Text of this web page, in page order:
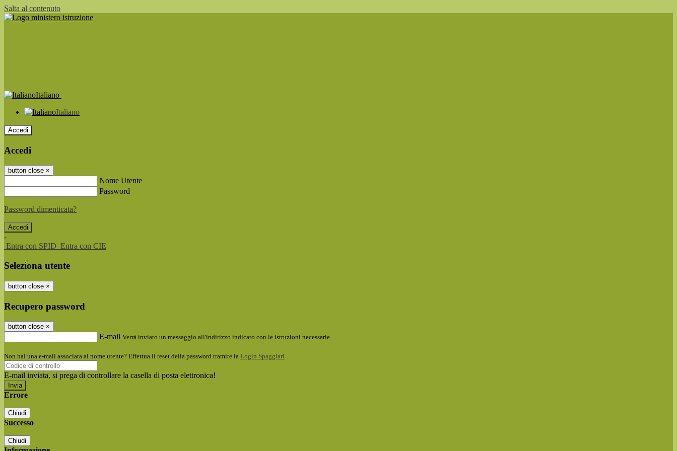
Salta al contenuto
Italiano
Italiano
Accedi
Accedi
button close ×
Nome Utente
Password
Password dimenticata?
-
Entra con SPID Entra con CIE
Seleziona utente
button close ×
Recupero password
button close ×
E-mail Verrà inviato un messaggio all'indirizzo indicato con le istruzioni necessarie.
Non hai una e-mail associata al nome utente? Effettua il reset della password tramite la Login Spaggiari
E-mail inviata, si prega di controllare la casella di posta elettronica!
Errore
Chiudi
Successo
Chiudi